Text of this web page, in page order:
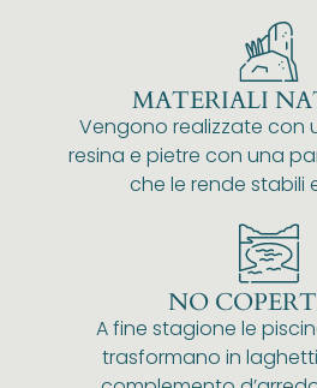
MATERIALI
Vengono realizzate con
resina e pietre con una
che le rende stabili
NO
A fine stagione le
trasformano in